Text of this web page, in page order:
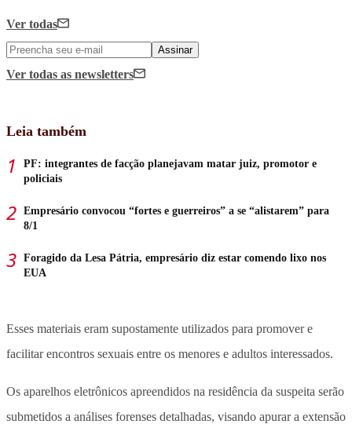
Ver todas
Assinar
Ver todas as newsletters
Leia também
PF: integrantes de facção planejavam matar juiz, promotor e
policiais
Empresário convocou “fortes e guerreiros” a se “alistarem” para
8/1
Foragido da Lesa Pátria, empresário diz estar comendo lixo nos
EUA
Esses materiais eram supostamente utilizados para promover e
facilitar encontros sexuais entre os menores e adultos interessados.
Os aparelhos eletrônicos apreendidos na residência da suspeita serão
submetidos a análises forenses detalhadas, visando apurar a extensão